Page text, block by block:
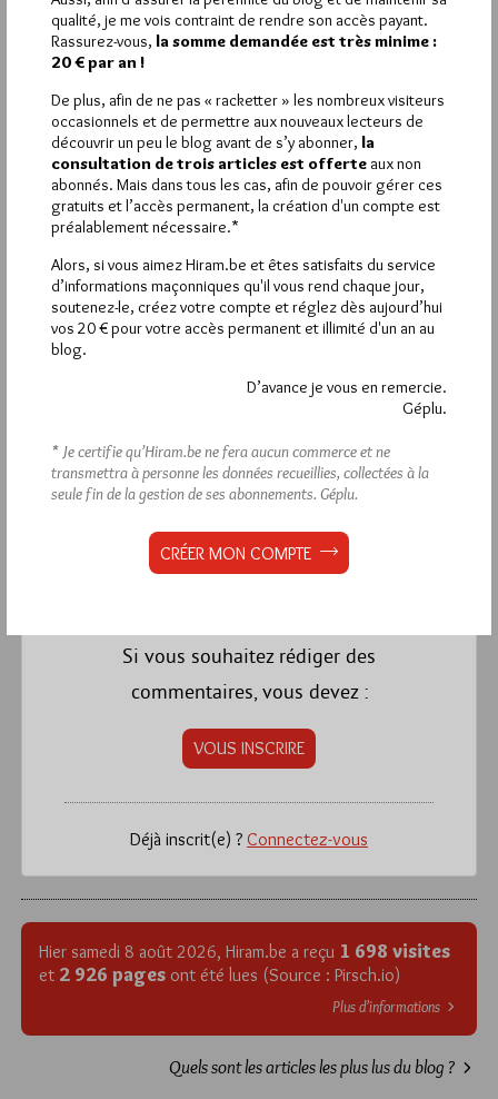
prophétie de l’oracle de Salon à ce propos [la mort d’Henri II],
mais font état de leurs propres rêves prémonitoires ou d’une
prédiction de l’astrologue napolitain Lucia Gaurico ».
alors qu’il aurait pu s’en prévaloir…
Cette interprétation n’est pas attestée avant 1614 !
Ce qui est souvent passé sous silence c’est qu’à l’époque de
Nostradamus ses Prophéties n’intéressaient personne, et que
c’est seulement un siècle plus tard qu’on s’y intéressa.
3/ D’autres interprétations peuvent être données de ce
quatrain.
L’historien Pierre Brind’Amour nous livre une interprétation
axée sur le passé.
On aperçut, en Suisse, en 1547 (donc bien avant les
Prophéties parues en 1568) un prodige céleste (Nostradamus
était selon ses propres termes « astrophile »), montrant un
Nous sommes d’évidence en présence d’un biais rétrospectif
qui consiste à ne pas tenir compte d’éléments qui jettent
préférant laisser place à une légende urbaine qui défie le temps.
La rédaction de commentaires est
Si vous souhaitez rédiger des
commentaires, vous devez :
VOUS INSCRIRE
Déjà inscrit(e) ? Connectez-vous
Hier samedi 8 août 2026, Hiram.be a reçu 1 698 visites
et 2 926 pages ont été lues (Source : Pirsch.io)
Plus d’informations
Quels sont les articles les plus lus du blog ?
qualité, je me vois contraint de rendre son accès payant.
Rassurez-vous, la somme demandée est très minime :
20 € par an !
De plus, afin de ne pas « racketter » les nombreux visiteurs
occasionnels et de permettre aux nouveaux lecteurs de
découvrir un peu le blog avant de s’y abonner, la
consultation de trois articles est offerte aux non
abonnés. Mais dans tous les cas, afin de pouvoir gérer ces
gratuits et l’accès permanent, la création d'un compte est
préalablement nécessaire.*
Alors, si vous aimez Hiram.be et êtes satisfaits du service
d’informations maçonniques qu'il vous rend chaque jour,
soutenez-le, créez votre compte et réglez dès aujourd’hui
vos 20 € pour votre accès permanent et illimité d'un an au
blog.
D’avance je vous en remercie.
Géplu.
* Je certifie qu’Hiram.be ne fera aucun commerce et ne
transmettra à personne les données recueillies, collectées à la
seule fin de la gestion de ses abonnements. Géplu.
CRÉER MON COMPTE